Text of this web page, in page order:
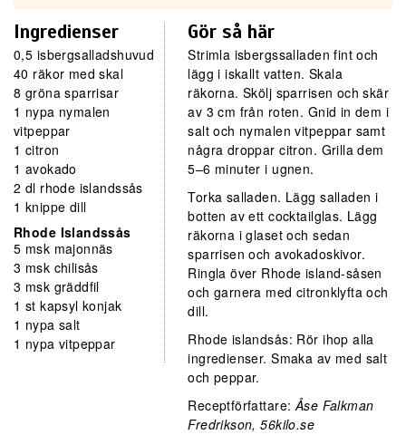
Ingredienser
0,5 isbergsalladshuvud
40 räkor med skal
8 gröna sparrisar
1 nypa nymalen
vitpeppar
1 citron
1 avokado
2 dl rhode islandssås
1 knippe dill
Rhode Islandssås
5 msk majonnäs
3 msk chilisås
3 msk gräddfil
1 st kapsyl konjak
1 nypa salt
1 nypa vitpeppar
Gör så här
Strimla isbergssalladen fint och
lägg i iskallt vatten. Skala
räkorna. Skölj sparrisen och skär
av 3 cm från roten. Gnid in dem i
salt och nymalen vitpeppar samt
några droppar citron. Grilla dem
5–6 minuter i ugnen.
Torka salladen. Lägg salladen i
botten av ett cocktailglas. Lägg
räkorna i glaset och sedan
sparrisen och avokadoskivor.
Ringla över Rhode island-såsen
och garnera med citronklyfta och
dill.
Rhode islandsås: Rör ihop alla
ingredienser. Smaka av med salt
och peppar.
Receptförfattare:Åse Falkman
Fredrikson, 56kilo.se